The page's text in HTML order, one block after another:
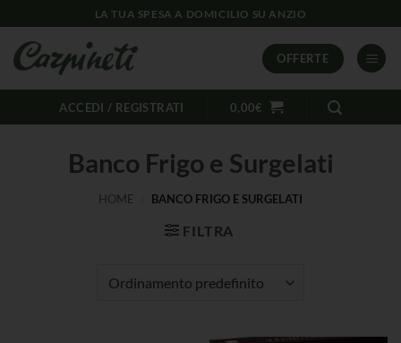
LA TUA SPESA A DOMICILIO SU ANZIO
OFFERTE
ACCEDI / REGISTRATI 0,00€
Banco Frigo e Surgelati
HOME BANCO FRIGO E SURGELATI
FILTRA